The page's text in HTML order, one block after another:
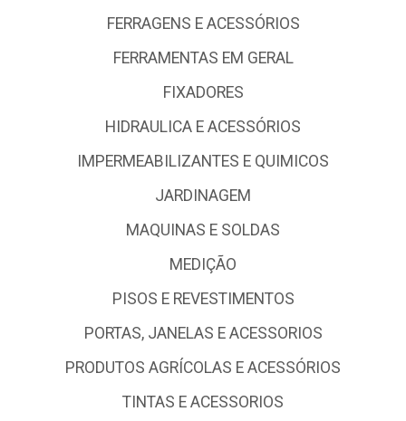
FERRAGENS E ACESSÓRIOS
FERRAMENTAS EM GERAL
FIXADORES
HIDRAULICA E ACESSÓRIOS
IMPERMEABILIZANTES E QUIMICOS
JARDINAGEM
MAQUINAS E SOLDAS
MEDIÇÃO
PISOS E REVESTIMENTOS
PORTAS, JANELAS E ACESSORIOS
PRODUTOS AGRÍCOLAS E ACESSÓRIOS
TINTAS E ACESSORIOS